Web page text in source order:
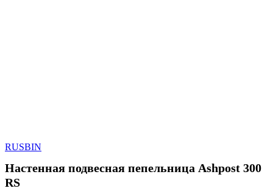
RUSBIN
Настенная подвесная пепельница Ashpost 300
RS